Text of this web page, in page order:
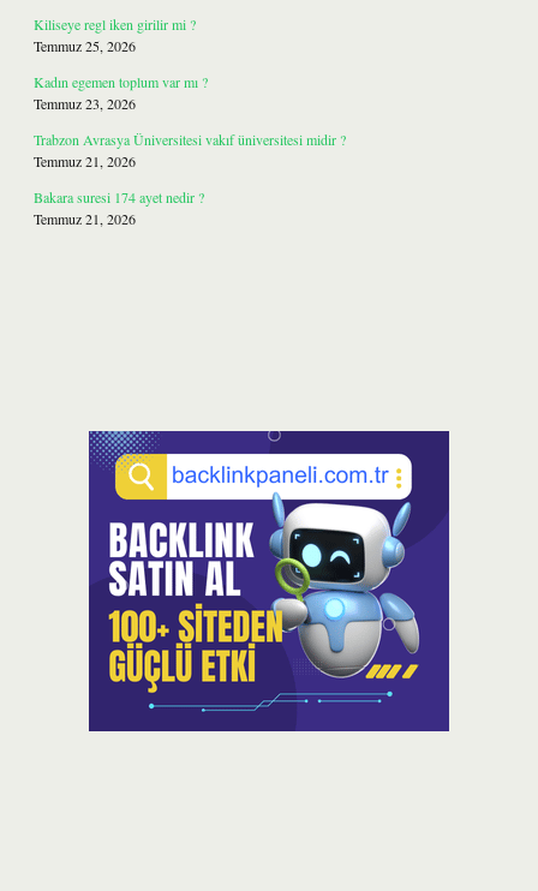
Kiliseye regl iken girilir mi ?
Temmuz 25, 2026
Kadın egemen toplum var mı ?
Temmuz 23, 2026
Trabzon Avrasya Üniversitesi vakıf üniversitesi midir ?
Temmuz 21, 2026
Bakara suresi 174 ayet nedir ?
Temmuz 21, 2026